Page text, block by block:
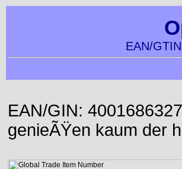
EAN/
EAN/GIN:
genieÃŸen kaum der